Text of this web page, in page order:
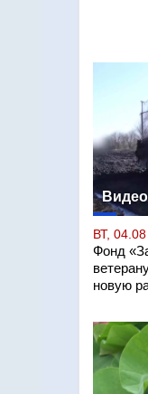
ВТ,
Фонд
новую